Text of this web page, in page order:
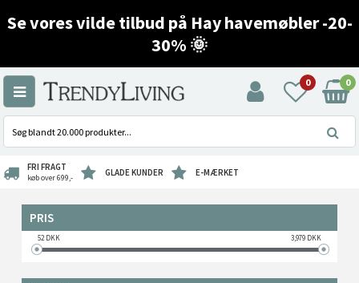
Se vores vilde tilbud på Hay havemøbler -20-
30% 🌞
0 0
FRI FRAGT
køb over 699,- GLADE KUNDER E-MÆRKET
PRIS
52DKK 3,979DKK